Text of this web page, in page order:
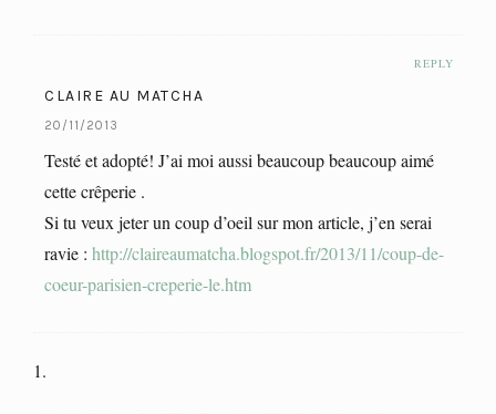
REPLY
CLAIRE AU MATCHA
20/11/2013
Testé et adopté! J’ai moi aussi beaucoup beaucoup aimé
cette crêperie .
Si tu veux jeter un coup d’oeil sur mon article, j’en serai
ravie : http://claireaumatcha.blogspot.fr/2013/11/coup-de-
coeur-parisien-creperie-le.htm